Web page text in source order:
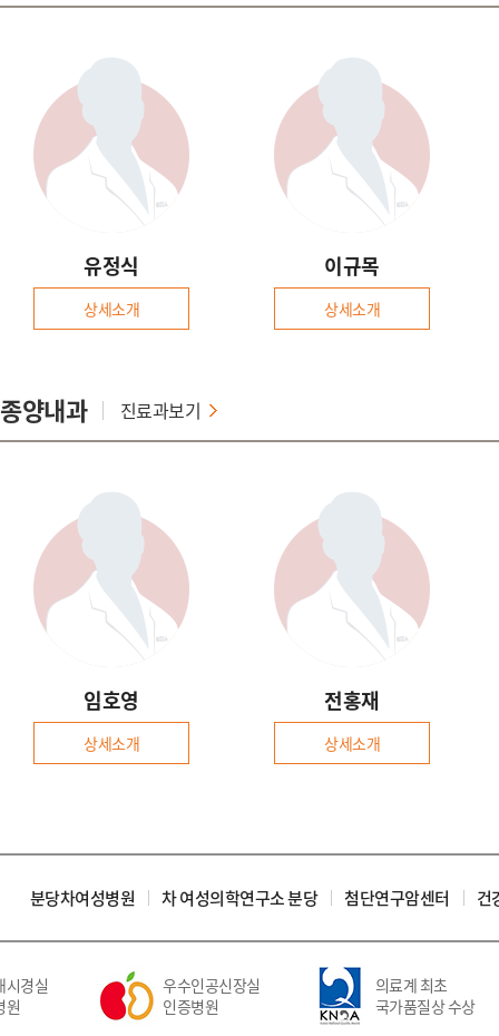
유정식
상세소개
이규목
상세소개
종양내과 진료과보기
임호영
상세소개
전홍재
상세소개
분당차여성병원 차 여성의학연구소 분당 첨단연구암센터 건
경실
우수인공신장실
인증병원
의료계 최초
국가품질상 수상